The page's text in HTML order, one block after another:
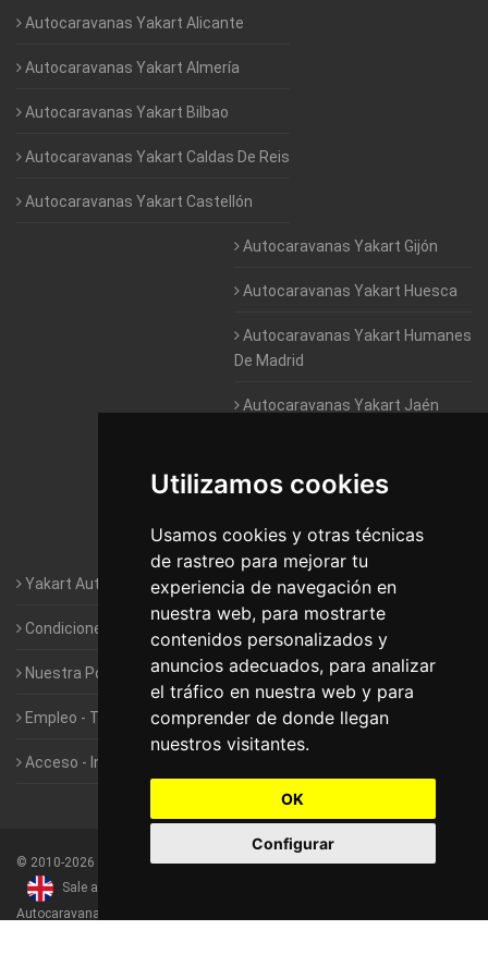
Utilizamos cookies
Usamos cookies y otras técnicas
de rastreo para mejorar tu
experiencia de navegación en
nuestra web, para mostrarte
contenidos personalizados y
anuncios adecuados, para analizar
el tráfico en nuestra web y para
comprender de donde llegan
nuestros visitantes.
OK
Configurar
Autocaravanas Yakart Alicante
Autocaravanas Yakart Almería
Autocaravanas Yakart Bilbao
Autocaravanas Yakart Caldas De Reis
Autocaravanas Yakart Castellón
Autocaravanas Yakart Gijón
Autocaravanas Yakart Huesca
Autocaravanas Yakart Humanes
De Madrid
Autocaravanas Yakart Jaén
Autocaravanas Yakart Valencia
Autocaravanas Yakart Vitoria
Yakart Autocaravanas · La empresa
Condiciones de Alquiler de Yakart
Nuestra Política de Privacidad
Empleo - Trabaja con nosotros
Acceso - Intranet de Franquiciados
© 2010-2026 Yakart Autocaravanas · Todos los derechos reservados
Sale and rentals of motorhomes
Autocaravanas